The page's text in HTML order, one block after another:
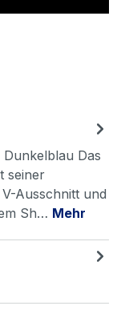
Das
seiner
Ausschnitt und
Sh… Mehr